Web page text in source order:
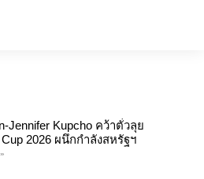
Jennifer Kupcho คว้าตั๋วลุย
Cup 2026 ผนึกกำลังสหรัฐฯ